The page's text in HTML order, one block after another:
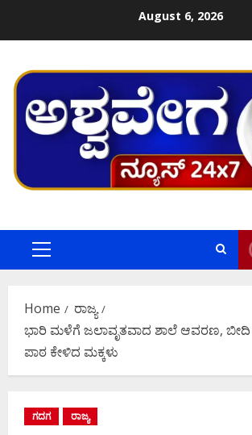
August 6, 2026
Primary
Home
ರಾಜ್ಯ
ಭಾರಿ ಮಳೆಗೆ ಜಲಾವೃತವಾದ ಶಾಲೆ ಆವರಣ, ಬೀದಿ
ಪಾಠ ಕೇಳಿದ ಮಕ್ಕಳು
ಗದಗ ರಾಜ್ಯ